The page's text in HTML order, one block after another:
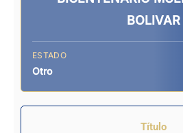
BOLIVAR
ESTADO
Otro
Título